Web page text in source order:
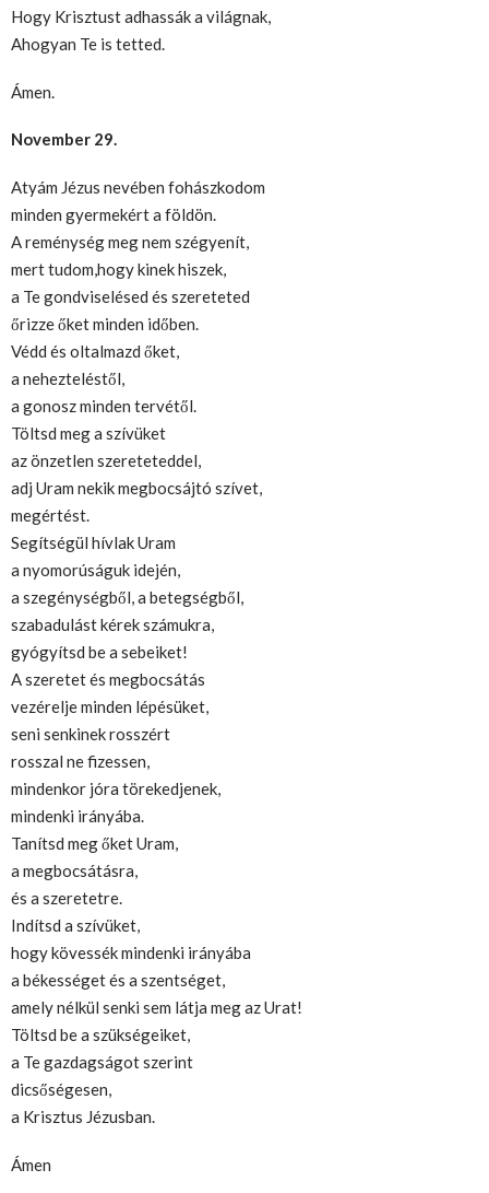
Hogy Krisztust adhassák a világnak,
Ahogyan Te is tetted.
Ámen.
November 29.
Atyám Jézus nevében fohászkodom
minden gyermekért a földön.
A reménység meg nem szégyenít,
mert tudom,hogy kinek hiszek,
a Te gondviselésed és szereteted
őrizze őket minden időben.
Védd és oltalmazd őket,
a nehezteléstől,
a gonosz minden tervétől.
Töltsd meg a szívüket
az önzetlen szereteteddel,
adj Uram nekik megbocsájtó szívet,
megértést.
Segítségül hívlak Uram
a nyomorúságuk idején,
a szegénységből, a betegségből,
szabadulást kérek számukra,
gyógyítsd be a sebeiket!
A szeretet és megbocsátás
vezérelje minden lépésüket,
seni senkinek rosszért
rosszal ne fizessen,
mindenkor jóra törekedjenek,
mindenki irányába.
Tanítsd meg őket Uram,
a megbocsátásra,
és a szeretetre.
Indítsd a szívüket,
hogy kövessék mindenki irányába
a békességet és a szentséget,
amely nélkül senki sem látja meg az Urat!
Töltsd be a szükségeiket,
a Te gazdagságot szerint
dicsőségesen,
a Krisztus Jézusban.
Ámen